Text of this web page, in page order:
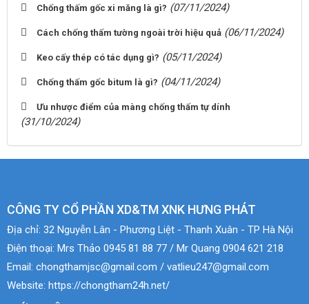
Chống thấm gốc xi măng là gì? (07/11/2024)
Cách chống thấm tường ngoài trời hiệu quả (06/11/2024)
Keo cấy thép có tác dụng gì? (05/11/2024)
Chống thấm gốc bitum là gì? (04/11/2024)
Ưu nhược điểm của màng chống thấm tự dính
(31/10/2024)
CÔNG TY CỔ PHẦN XD&TM XNK HƯNG PHÁT
Địa chỉ: 32 Nguyễn Lân - Phương Liệt - Thanh Xuân - TP Hà Nội
Điện thoại: Mrs Thảo 0945 81 88 77 / Mr Quang 0904 621 218
Email: chongthamjsc@gmail.com / vatlieu247@gmail.com
Website: https://chongtham24h.net/